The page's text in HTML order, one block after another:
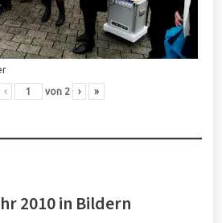
‹ von 2 › »
2010 in Bildern